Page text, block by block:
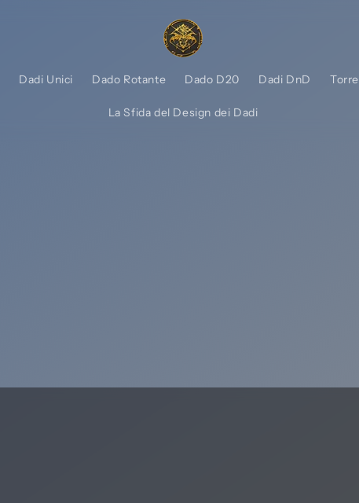
Dadi Unici Dado Rotante Dado D20 Dadi DnD
La Sfida del Design dei Dadi